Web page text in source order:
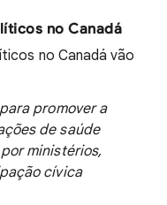
no Canadá
no Canadá vão
promover a
de saúde
ministérios,
cívica